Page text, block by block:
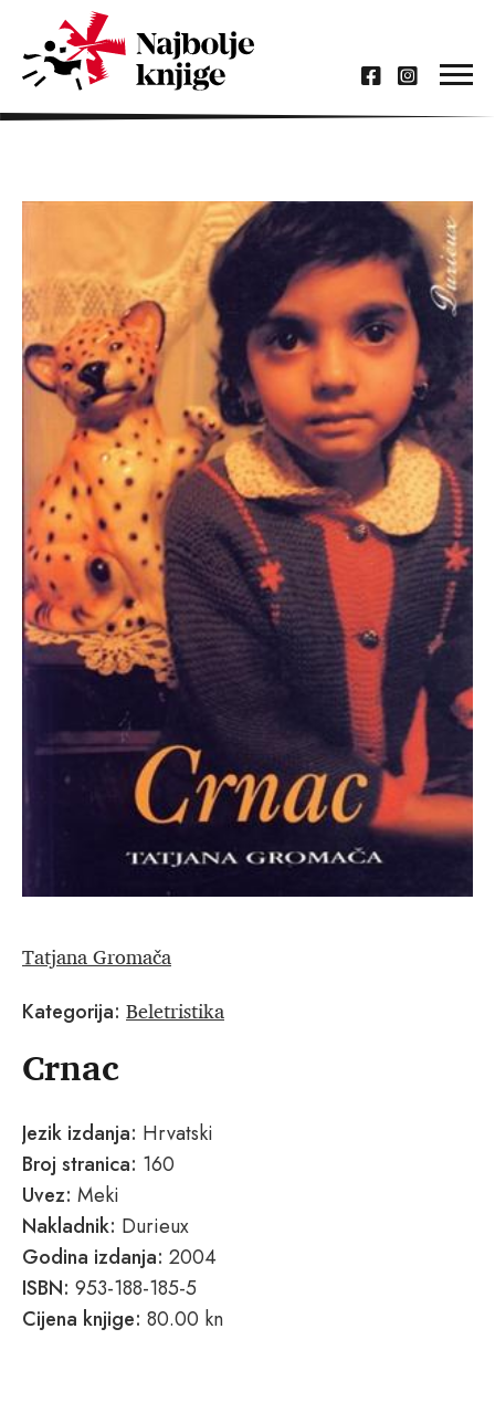
Tatjana Gromača
Kategorija: Beletristika
Crnac
Jezik izdanja: Hrvatski
Broj stranica: 160
Uvez: Meki
Nakladnik: Durieux
Godina izdanja: 2004
ISBN: 953-188-185-5
Cijena knjige: 80.00 kn